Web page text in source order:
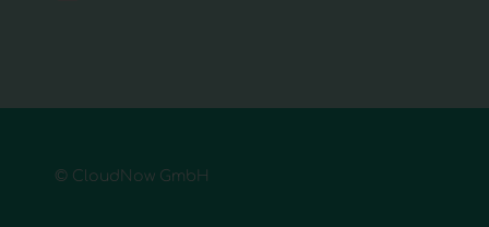
© CloudNow GmbH